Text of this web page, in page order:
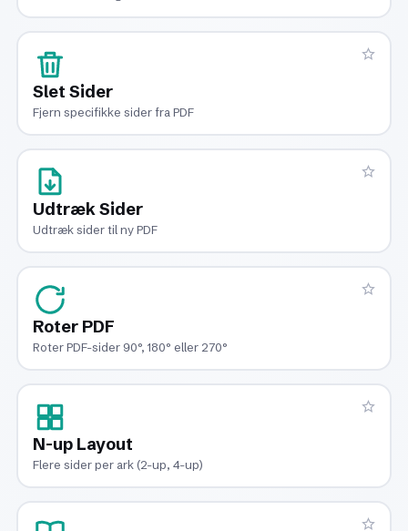
Slet Sider
Fjern specifikke sider fra PDF
Udtræk Sider
Udtræk sider til ny PDF
Roter PDF
Roter PDF-sider 90°, 180° eller 270°
N-up Layout
Flere sider per ark (2-up, 4-up)